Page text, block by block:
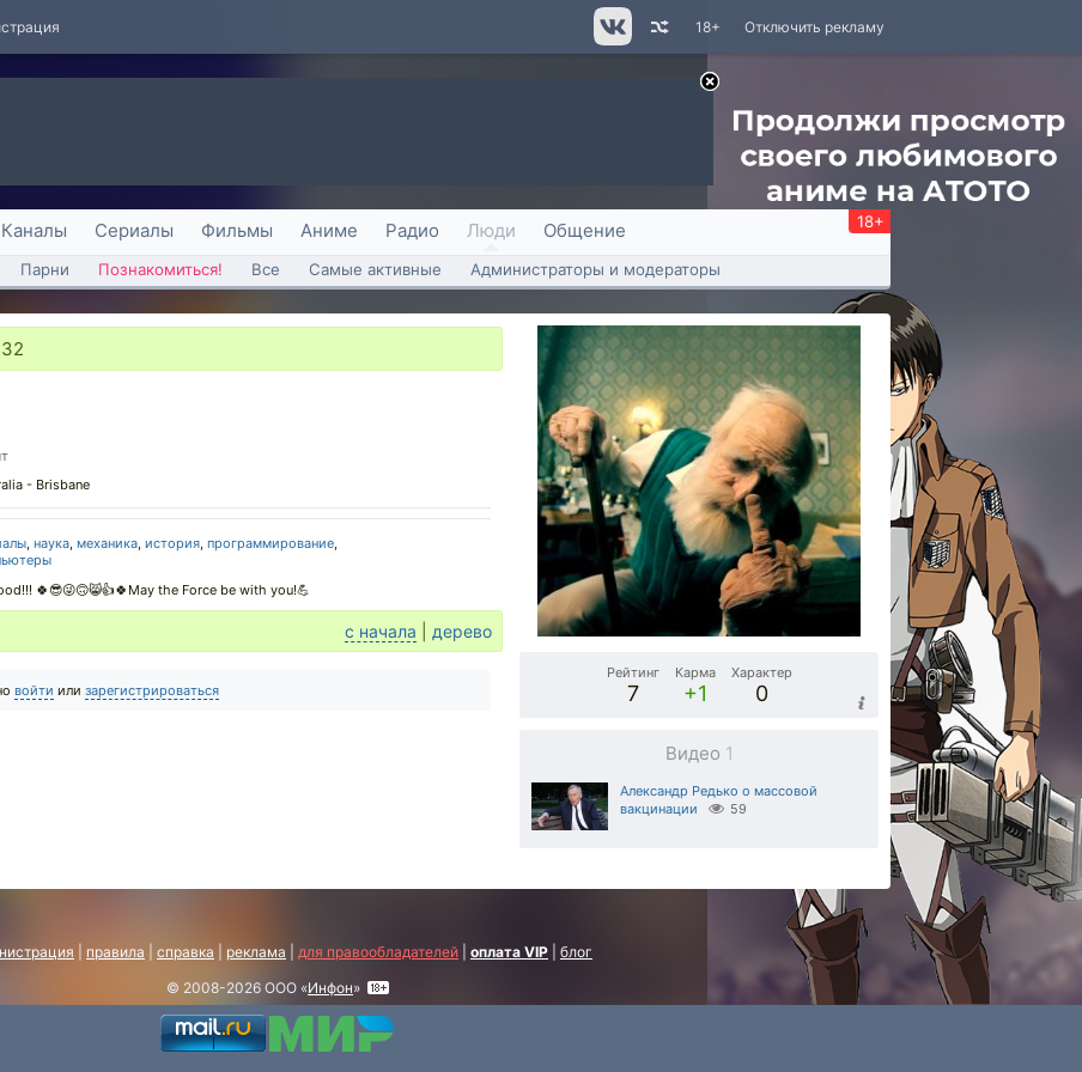
Отключить рекламу
18+
Каналы Сериалы Фильмы Аниме Радио Люди Общение 18+
Парни Познакомиться! Все Самые активные Администраторы и модераторы
- Brisbane
, наука, механика, история, программирование,
🍀😎😜🙃😸👍🍀May the Force be with you!💪
с начала дерево
войти или зарегистрироваться
Рейтинг
7
Карма
+1
Характер
0
Видео 1
Александр Редько о массовой
вакцинации
59
правила справка реклама для правообладателей оплата VIP
блог
© 2008-2026 ООО «Инфон»